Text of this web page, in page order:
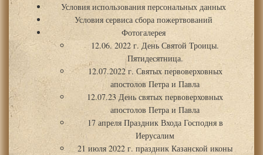
Условия использования персональных данных
Условия сервиса сбора пожертвований
Фотогалерея
12.06. 2022 г. День Святой Троицы.
Пятидесятница.
12.07.2022 г. Святых первоверховных
апостолов Петра и Павла
12.07.23 День святых первоверховных
апостолов Петра и Павла
17 апреля Праздник Входа Господня в
Иерусалим
21 июля 2022 г. праздник Казанской иконы